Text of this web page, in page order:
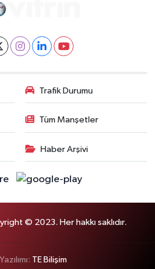
Trafik Durumu
Tüm Manşetler
Haber Arşivi
© 2023. Her hakkı saklıdır.
TE Bilişim